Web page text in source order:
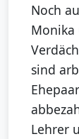
Noch
Monika
sind
Lehrer